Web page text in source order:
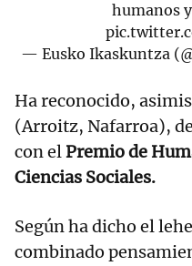
humanos
— Eusko Ikaskuntza
Ha reconocido,
(Arroitz, Nafarroa),
con elPremio de
Ciencias Sociales.
Según ha dicho el
combinado